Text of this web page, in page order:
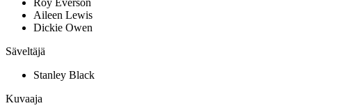
Roy Everson
Aileen Lewis
Dickie Owen
Säveltäjä
Stanley Black
Kuvaaja